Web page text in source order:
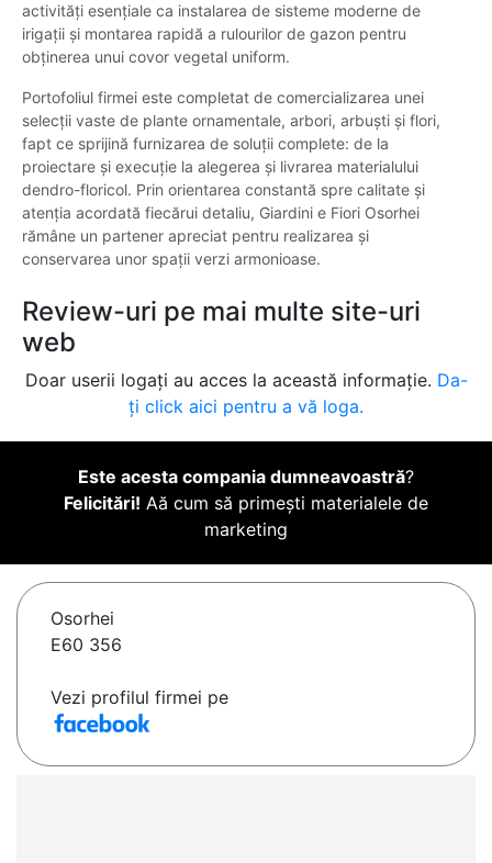
activități esențiale ca instalarea de sisteme moderne de
irigații și montarea rapidă a rulourilor de gazon pentru
obținerea unui covor vegetal uniform.
Portofoliul firmei este completat de comercializarea unei
selecții vaste de plante ornamentale, arbori, arbuști și flori,
fapt ce sprijină furnizarea de soluții complete: de la
proiectare și execuție la alegerea și livrarea materialului
dendro-floricol. Prin orientarea constantă spre calitate și
atenția acordată fiecărui detaliu, Giardini e Fiori Osorhei
rămâne un partener apreciat pentru realizarea și
conservarea unor spații verzi armonioase.
Review-uri pe mai multe site-uri
web
Doar userii logați au acces la această informație. Da-
ți click aici pentru a vă loga.
Este acesta compania dumneavoastră?
Felicitări! Aă cum să primești materialele de
marketing
Osorhei
E60 356
Vezi profilul firmei pe